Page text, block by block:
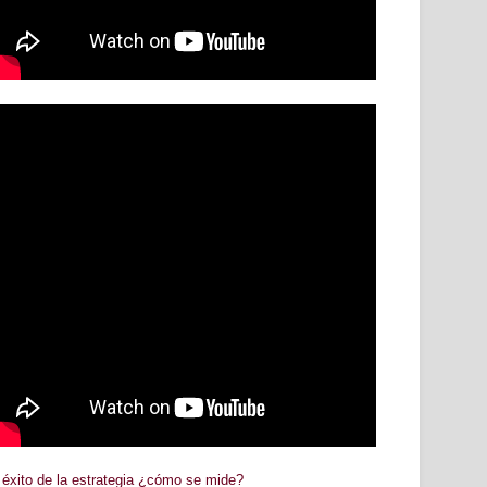
de la estrategia ¿cómo se mide?